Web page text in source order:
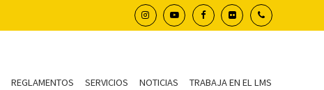
REGLAMENTOS SERVICIOS NOTICIAS TRABAJA EN EL LMS